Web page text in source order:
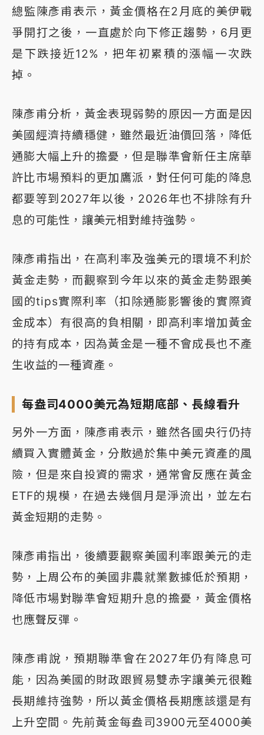
總監陳彥甫表示，黃金價格在2月底的美伊戰
爭開打之後，一直處於向下修正趨勢，6月更
是下跌接近12%，把年初累積的漲幅一次跌
掉。
陳彥甫分析，黃金表現弱勢的原因一方面是因
美國經濟持續穩健，雖然最近油價回落，降低
通膨大幅上升的擔憂，但是聯準會新任主席華
許比市場預料的更加鷹派，對任何可能的降息
都要等到2027年以後，2026年也不排除有升
息的可能性，讓美元相對維持強勢。
陳彥甫指出，在高利率及強美元的環境不利於
黃金走勢，而觀察到今年以來的黃金走勢跟美
國的tips實際利率（扣除通膨影響後的實際資
金成本）有很高的負相關，即高利率增加黃金
的持有成本，因為黃金是一種不會成長也不產
生收益的一種資產。
每盎司4000美元為短期底部、長線看升
另外一方面，陳彥甫表示，雖然各國央行仍持
續買入實體黃金，分散過於集中美元資產的風
險，但是來自投資的需求，通常會反應在黃金
ETF的規模，在過去幾個月是淨流出，並左右
黃金短期的走勢。
陳彥甫指出，後續要觀察美國利率跟美元的走
勢，上周公布的美國非農就業數據低於預期，
降低市場對聯準會短期升息的擔憂，黃金價格
也應聲反彈。
陳彥甫說，預期聯準會在2027年仍有降息可
能，因為美國的財政跟貿易雙赤字讓美元很難
長期維持強勢，所以黃金價格長期應該還是有
上升空間。先前黃金每盎司3900元至4000美